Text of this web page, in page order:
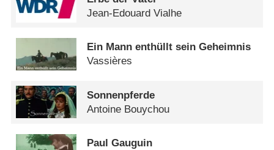
Jean-Edouard Vialhe
Ein Mann enthüllt sein Geheimnis
Vassières
Sonnenpferde
Antoine Bouychou
Paul Gauguin